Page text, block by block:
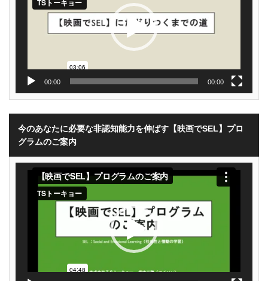
00:00 00:00
今のあなたに必要な非認知能力を伸ばす【映画でSEL】プロ
グラムのご案内
動